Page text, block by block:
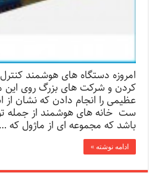
امروزه دستگاه های هوشمند کنترل
کردن و شرکت های بزرگ روی این
عظیمی را انجام دادن که نشان
ست خانه های هوشمند از جمله
باشد که مجموعه ای از ماژول که …
ادامه نوشته »